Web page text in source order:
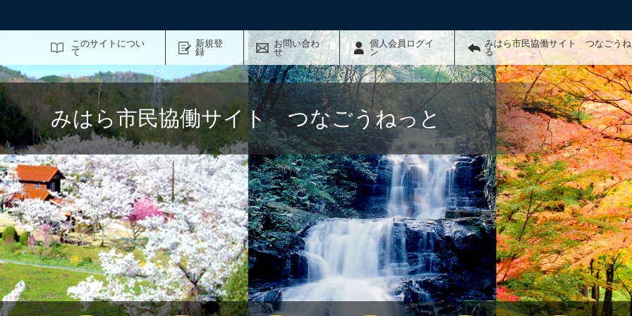
このサイトについ
て
新規登
録
お問い合わ
せ
個人会員ログイ
ン
みはら市民協働サイト つなごう
る
みはら市民協働サイト つなごうねっと